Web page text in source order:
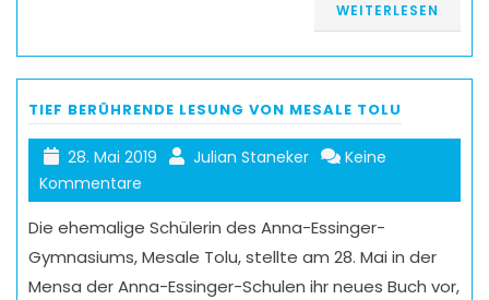
WEITERLESEN
TIEF BERÜHRENDE LESUNG VON MESALE TOLU
28. Mai 2019 Julian Staneker
Keine
Kommentare
Die ehemalige Schülerin des Anna-Essinger-
Gymnasiums, Mesale Tolu, stellte am 28. Mai in der
Mensa der Anna-Essinger-Schulen ihr neues Buch vor,